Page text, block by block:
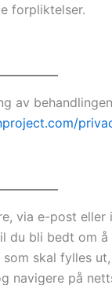
forpliktelser.
av
via e-post
du bli bedt
skal fylles
navigere på